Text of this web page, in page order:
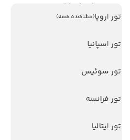
تور اروپا(مشاهده همه)
تور اسپانیا
تور سوئیس
تور فرانسه
تور ایتالیا
هتل های تایلند
هتل های اندونزی
هتل های سریلانکا
تورهای پربازدید
تور آنتالیا
تور پوکت